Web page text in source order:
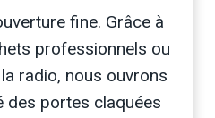
fine. Grâce à
professionnels ou
radio, nous ouvrons
des portes claquées